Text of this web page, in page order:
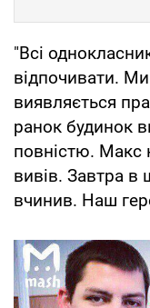
"Всі
відпочивати.
виявляється
ранок будинок
повністю. Макс
вивів. Завтра в
вчинив. Наш